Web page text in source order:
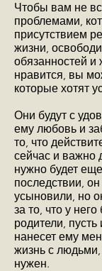
Чтобы вам не
проблемами,
присутствием
жизни,
обязанностей и
нравится, вы
которые хотят
Они будут с
ему любовь и
то, что
сейчас и важно
нужно будет
последствии, он
усыновили, но
за то, что у
родители,
нанесет ему
жизнь с
нужен.